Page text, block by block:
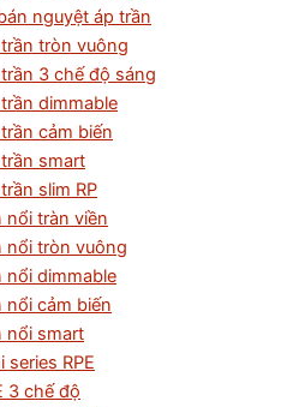
nguyệt áp trần
tròn vuông
3 chế độ sáng
dimmable
cảm biến
smart
slim RP
nổi tràn viền
nổi tròn vuông
nổi dimmable
nổi cảm biến
nổi smart
series RPE
3 chế độ